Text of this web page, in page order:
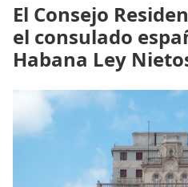
El Consejo
el consulado
Habana Ley